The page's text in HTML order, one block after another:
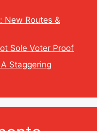
New Routes &
Sole Voter Proof
Staggering